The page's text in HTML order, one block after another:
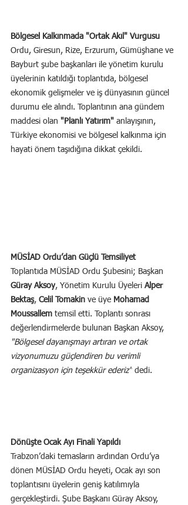
Bölgesel Kalkınmada "Ortak Akıl" Vurgusu
Ordu, Giresun, Rize, Erzurum, Gümüşhane ve
Bayburt şube başkanları ile yönetim kurulu
üyelerinin katıldığı toplantıda, bölgesel
ekonomik gelişmeler ve iş dünyasının güncel
durumu ele alındı. Toplantının ana gündem
maddesi olan "Planlı Yatırım" anlayışının,
Türkiye ekonomisi ve bölgesel kalkınma için
hayati önem taşıdığına dikkat çekildi.
MÜSİAD Ordu’dan Güçlü Temsiliyet
Toplantıda MÜSİAD Ordu Şubesini; Başkan
Güray Aksoy, Yönetim Kurulu Üyeleri Alper
Bektaş, Celil Tomakin ve üye Mohamad
Moussallem temsil etti. Toplantı sonrası
değerlendirmelerde bulunan Başkan Aksoy,
"Bölgesel dayanışmayı artıran ve ortak
vizyonumuzu güçlendiren bu verimli
organizasyon için teşekkür ederiz" dedi.
Dönüşte Ocak Ayı Finali Yapıldı
Trabzon’daki temasların ardından Ordu’ya
dönen MÜSİAD Ordu heyeti, Ocak ayı son
toplantısını üyelerin geniş katılımıyla
gerçekleştirdi. Şube Başkanı Güray Aksoy,